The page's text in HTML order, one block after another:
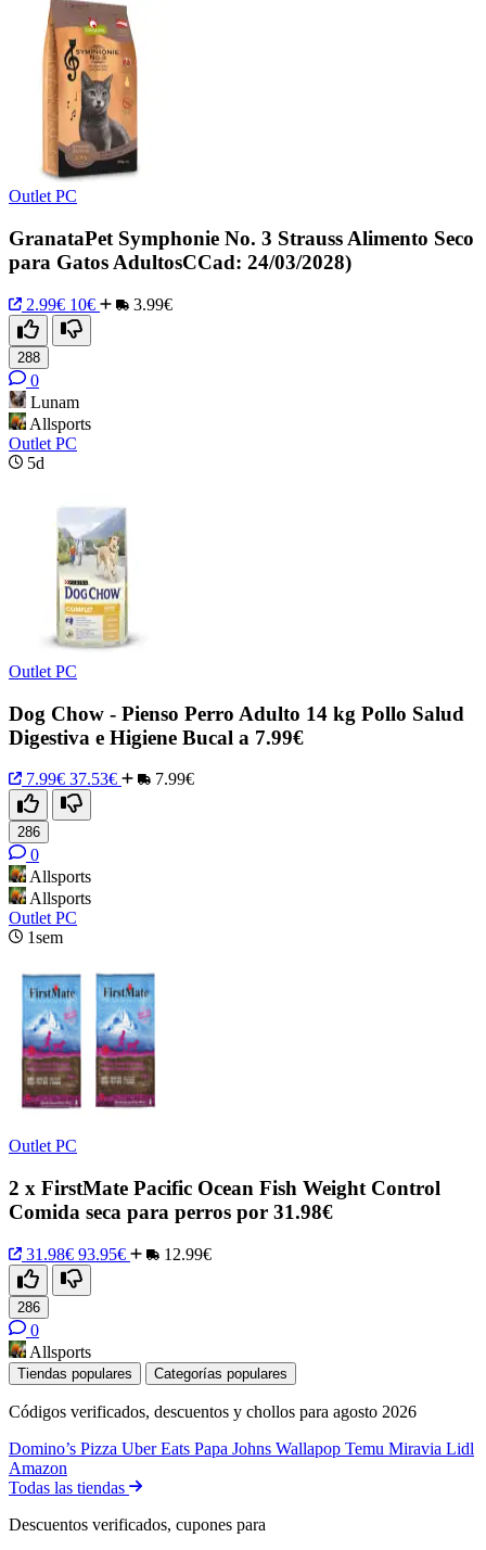
Outlet PC
GranataPet Symphonie No. 3 Strauss Alimento Seco
para Gatos AdultosCCad: 24/03/2028)
2.99€ 10€ 3.99€
288
0
Lunam
Allsports
Outlet PC
5d
Outlet PC
Dog Chow - Pienso Perro Adulto 14 kg Pollo Salud
Digestiva e Higiene Bucal a 7.99€
7.99€ 37.53€ 7.99€
286
0
Allsports
Allsports
Outlet PC
1sem
Outlet PC
2 x FirstMate Pacific Ocean Fish Weight Control
Comida seca para perros por 31.98€
31.98€ 93.95€ 12.99€
286
0
Allsports
Tiendas populares Categorías populares
Códigos verificados, descuentos y chollos para agosto 2026
Domino’s Pizza Uber Eats Papa Johns Wallapop Temu Miravia Lidl
Amazon
Todas las tiendas
Descuentos verificados, cupones para